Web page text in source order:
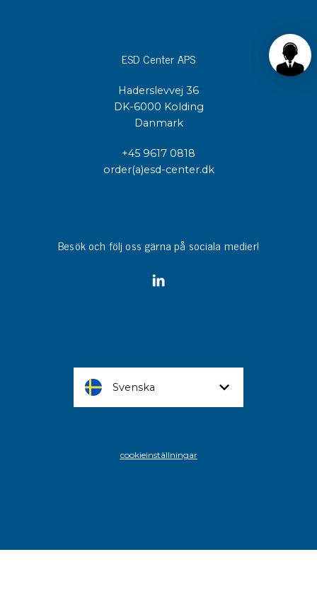
ESD Center APS
Haderslevvej 36
DK-6000 Kolding
Danmark
+45 9617 0818
order(a)esd-center.dk
Besök och följ oss gärna på sociala medier!
Svenska
cookieinställningar